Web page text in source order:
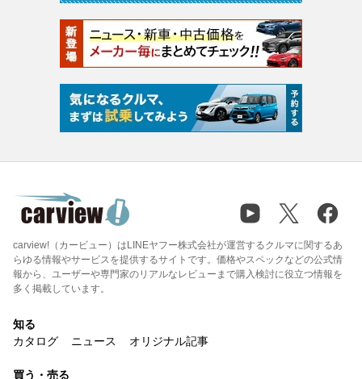
carview!（カービュー）はLINEヤフー株式会社が運営するクルマに関するあ
らゆる情報やサービスを提供するサイトです。価格やスペックなどの公式情
報から、ユーザーや専門家のリアルなレビューまで購入検討に役立つ情報を
多く掲載しています。
知る
カタログ
ニュース オリジナル記事
買う・売る